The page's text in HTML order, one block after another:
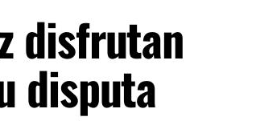
disfrutan
disputa